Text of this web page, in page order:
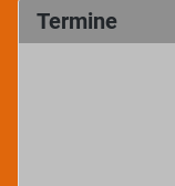
Termine